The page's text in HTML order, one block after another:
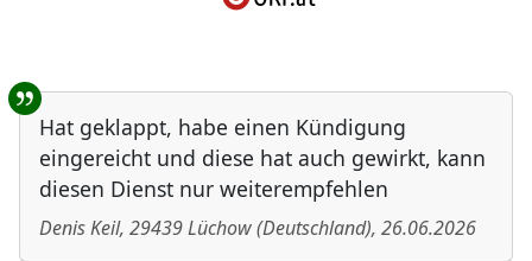
Benutzer-Rückmeldungen
Hat geklappt, habe einen Kündigung
eingereicht und diese hat auch gewirkt, kann
diesen Dienst nur weiterempfehlen
Denis Keil, 29439Lüchow(Deutschland), 26.06.2026